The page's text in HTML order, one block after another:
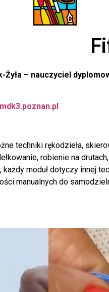
– nauczyciel
techniki rękodzieła,
robienie na
moduł dotyczy innej
manualnych do